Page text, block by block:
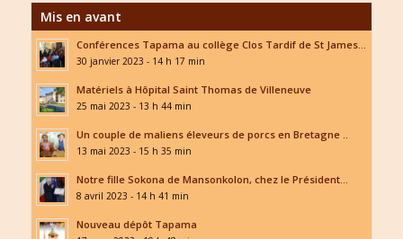
Mis en avant
Conférences Tapama au collège Clos Tardif de St James...
30 janvier 2023 - 14 h 17 min
Matériels à Hôpital Saint Thomas de Villeneuve
25 mai 2023 - 13 h 44 min
Un couple de maliens éleveurs de porcs en Bretagne ..
13 mai 2023 - 15 h 35 min
Notre fille Sokona de Mansonkolon, chez le Président...
8 avril 2023 - 14 h 41 min
Nouveau dépôt Tapama